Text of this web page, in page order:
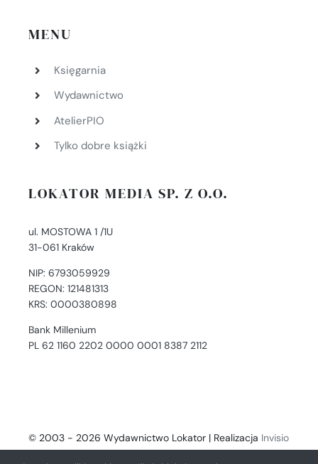
MENU
Księgarnia
Wydawnictwo
AtelierPIO
Tylko dobre książki
LOKATOR MEDIA SP. Z O.O.
ul. MOSTOWA 1 /1U
31-061 Kraków
NIP: 6793059929
REGON: 121481313
KRS: 0000380898
Bank Millenium
PL 62 1160 2202 0000 0001 8387 2112
© 2003 - 2026 Wydawnictwo Lokator | Realizacja Invisio
- Digital Solutions